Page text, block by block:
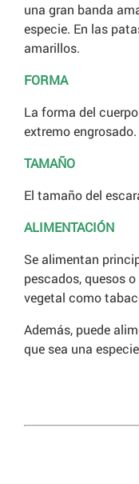
una gran banda
especie. En las
amarillos.
FORMA
La forma del
extremo
TAMAÑO
El tamaño del
ALIMENTACIÓN
Se alimentan
pescados, quesos
vegetal como
Además, puede
que sea una